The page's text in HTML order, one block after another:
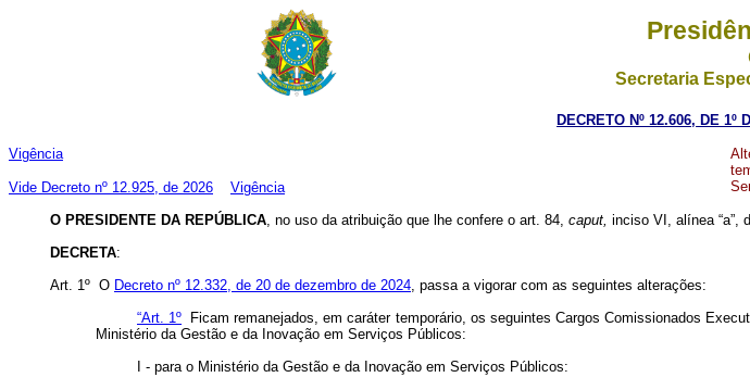
Secretaria
DECRETO Nº 12.606, DE 1º
Vigência
Vide Decreto nº 12.925, de 2026 Vigência
O PRESIDENTE DA REPÚBLICA, no uso da atribuição que lhe confere o art. 84, caput, inciso VI, alínea “a”,
DECRETA:
Art. 1º O Decreto nº 12.332, de 20 de dezembro de 2024, passa a vigorar com as seguintes alterações:
“Art. 1º Ficam remanejados, em caráter temporário, os seguintes Cargos Comissionados
Ministério da Gestão e da Inovação em Serviços Públicos:
I - para o Ministério da Gestão e da Inovação em Serviços Públicos: